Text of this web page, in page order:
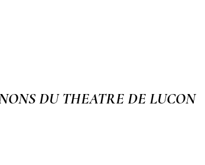
DU THEATRE DE LUCON